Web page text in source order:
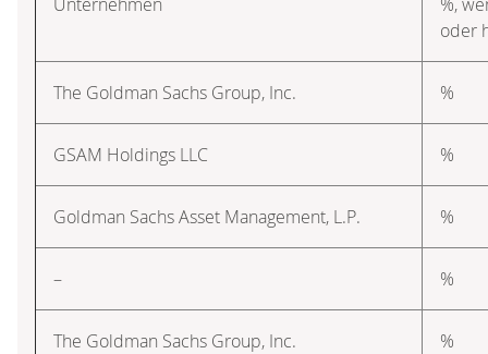
oder
The Goldman Sachs Group, Inc. %
GSAM Holdings LLC %
Goldman Sachs Asset Management, L.P. %
– %
The Goldman Sachs Group, Inc. %